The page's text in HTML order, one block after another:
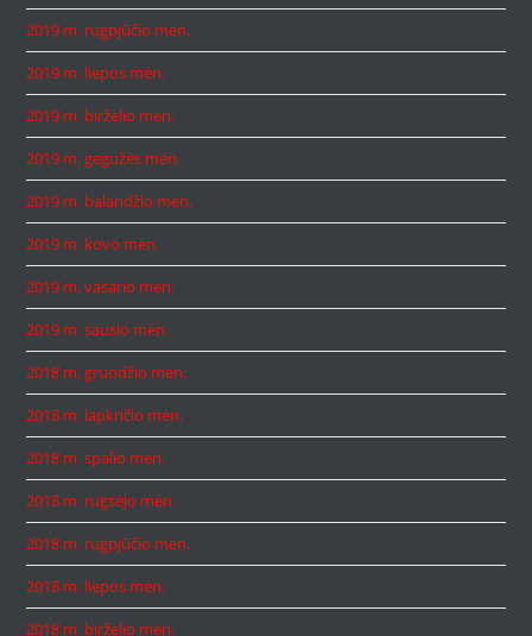
2019 m. rugpjūčio mėn.
2019 m. liepos mėn.
2019 m. birželio mėn.
2019 m. gegužės mėn.
2019 m. balandžio mėn.
2019 m. kovo mėn.
2019 m. vasario mėn.
2019 m. sausio mėn.
2018 m. gruodžio mėn.
2018 m. lapkričio mėn.
2018 m. spalio mėn.
2018 m. rugsėjo mėn.
2018 m. rugpjūčio mėn.
2018 m. liepos mėn.
2018 m. birželio mėn.